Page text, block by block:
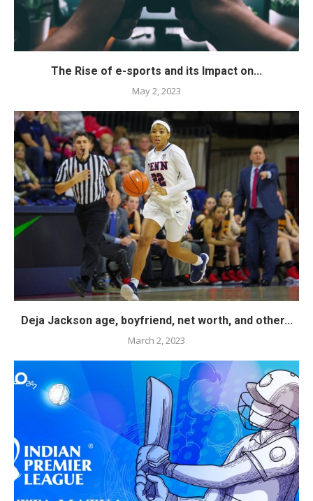
The Rise of e-sports and its Impact on...
May 2, 2023
Deja Jackson age, boyfriend, net worth, and other...
March 2, 2023